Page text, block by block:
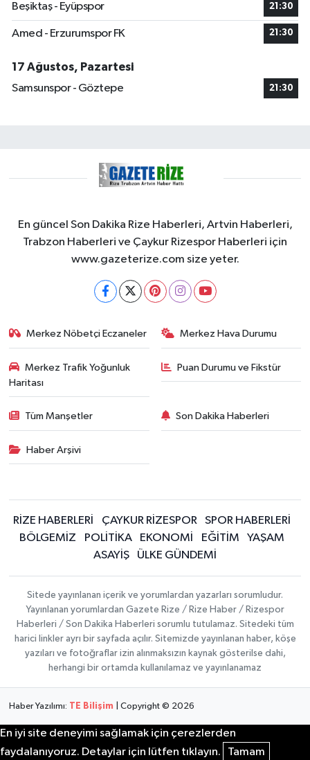
Beşiktaş - Eyüpspor 21:30
Amed - Erzurumspor FK 21:30
17 Ağustos, Pazartesi
Samsunspor - Göztepe
21:30
En güncel Son Dakika Rize Haberleri, Artvin Haberleri,
Trabzon Haberleri ve Çaykur Rizespor Haberleri için
www.gazeterize.com size yeter.
Merkez Nöbetçi Eczaneler Merkez Hava Durumu
Merkez Trafik Yoğunluk
Haritası
Puan Durumu ve Fikstür
Tüm Manşetler Son Dakika Haberleri
Haber Arşivi
RİZE HABERLERİ ÇAYKUR RİZESPOR
SPOR HABERLERİ
BÖLGEMİZ
POLİTİKA EKONOMİ EĞİTİM
YAŞAM
ASAYİŞ
ÜLKE GÜNDEMİ
Sitede yayınlanan içerik ve yorumlardan yazarları sorumludur.
Yayınlanan yorumlardan Gazete Rize / Rize Haber / Rizespor
Haberleri / Son Dakika Haberleri sorumlu tutulamaz. Sitedeki tüm
harici linkler ayrı bir sayfada açılır. Sitemizde yayınlanan haber, köşe
yazıları ve fotoğraflar izin alınmaksızın kaynak gösterilse dahi,
herhangi bir ortamda kullanılamaz ve yayınlanamaz
Haber Yazılımı: TE Bilişim | Copyright © 2026
En iyi site deneyimi sağlamak için çerezlerden
faydalanıyoruz. Detaylar için lütfen tıklayın.
Tamam